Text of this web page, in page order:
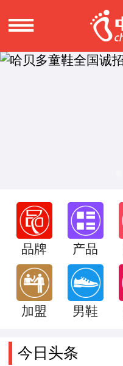
品牌 产品
加盟 男鞋
今日头条